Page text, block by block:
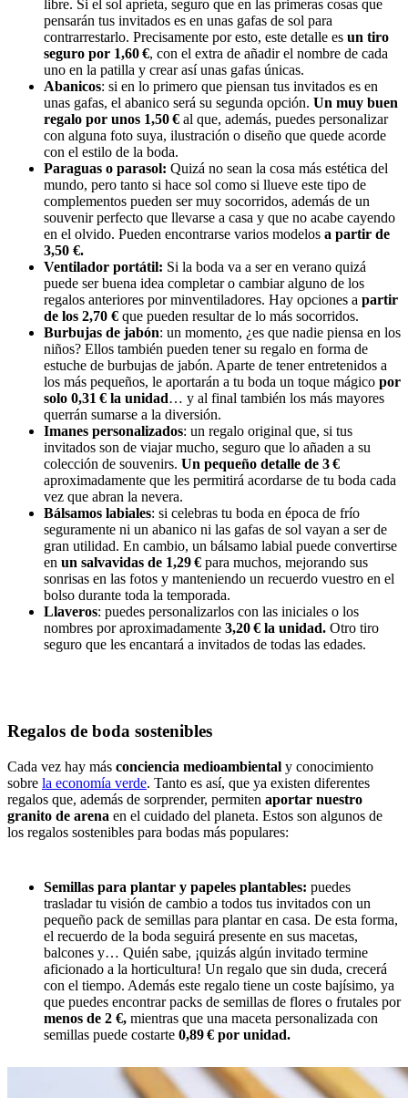
libre. Si el sol aprieta, seguro que en las primeras cosas que
pensarán tus invitados es en unas gafas de sol para
contrarrestarlo. Precisamente por esto, este detalle es un tiro
seguro por 1,60 €, con el extra de añadir el nombre de cada
uno en la patilla y crear así unas gafas únicas.
Abanicos: si en lo primero que piensan tus invitados es en
unas gafas, el abanico será su segunda opción. Un muy buen
regalo por unos 1,50 € al que, además, puedes personalizar
con alguna foto suya, ilustración o diseño que quede acorde
con el estilo de la boda.
Paraguas o parasol: Quizá no sean la cosa más estética del
mundo, pero tanto si hace sol como si llueve este tipo de
complementos pueden ser muy socorridos, además de un
souvenir perfecto que llevarse a casa y que no acabe cayendo
en el olvido. Pueden encontrarse varios modelos a partir de
3,50 €.
Ventilador portátil: Si la boda va a ser en verano quizá
puede ser buena idea completar o cambiar alguno de los
regalos anteriores por minventiladores. Hay opciones a partir
de los 2,70 € que pueden resultar de lo más socorridos.
Burbujas de jabón: un momento, ¿es que nadie piensa en los
niños? Ellos también pueden tener su regalo en forma de
estuche de burbujas de jabón. Aparte de tener entretenidos a
los más pequeños, le aportarán a tu boda un toque mágico por
solo 0,31 € la unidad… y al final también los más mayores
querrán sumarse a la diversión.
Imanes personalizados: un regalo original que, si tus
invitados son de viajar mucho, seguro que lo añaden a su
colección de souvenirs. Un pequeño detalle de 3 €
aproximadamente que les permitirá acordarse de tu boda cada
vez que abran la nevera.
Bálsamos labiales: si celebras tu boda en época de frío
seguramente ni un abanico ni las gafas de sol vayan a ser de
gran utilidad. En cambio, un bálsamo labial puede convertirse
en un salvavidas de 1,29 € para muchos, mejorando sus
sonrisas en las fotos y manteniendo un recuerdo vuestro en el
bolso durante toda la temporada.
Llaveros: puedes personalizarlos con las iniciales o los
nombres por aproximadamente 3,20 € la unidad. Otro tiro
seguro que les encantará a invitados de todas las edades.
Regalos de boda sostenibles
Cada vez hay más conciencia medioambiental y conocimiento
sobre la economía verde. Tanto es así, que ya existen diferentes
regalos que, además de sorprender, permiten aportar nuestro
granito de arena en el cuidado del planeta. Estos son algunos de
los regalos sostenibles para bodas más populares:
Semillas para plantar y papeles plantables: puedes
trasladar tu visión de cambio a todos tus invitados con un
pequeño pack de semillas para plantar en casa. De esta forma,
el recuerdo de la boda seguirá presente en sus macetas,
balcones y… Quién sabe, ¡quizás algún invitado termine
aficionado a la horticultura! Un regalo que sin duda, crecerá
con el tiempo. Además este regalo tiene un coste bajísimo, ya
que puedes encontrar packs de semillas de flores o frutales por
menos de 2 €, mientras que una maceta personalizada con
semillas puede costarte 0,89 € por unidad.